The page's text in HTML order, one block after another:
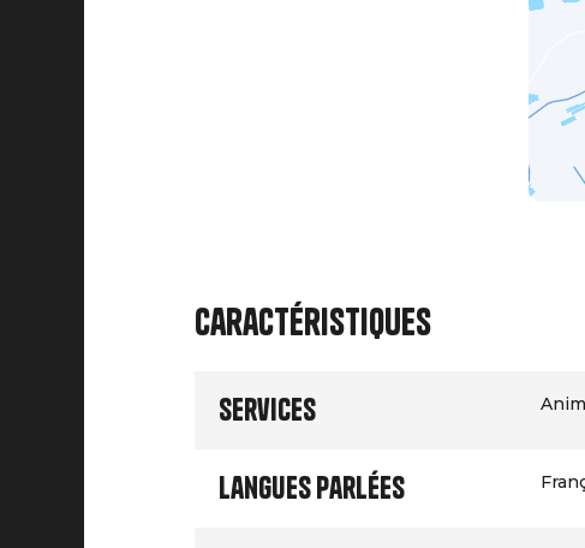
Caractéristiques
Services
Langues parlées